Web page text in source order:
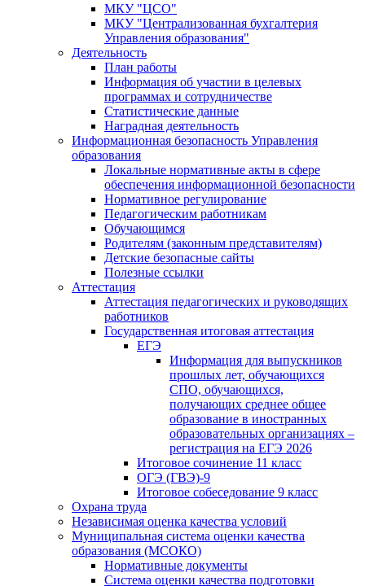
МКУ "ЦСО"
МКУ "Централизованная бухгалтерия
Управления образования"
Деятельность
План работы
Информация об участии в целевых
программах и сотрудничестве
Статистические данные
Наградная деятельность
Информационная безопасность Управления
образования
Локальные нормативные акты в сфере
обеспечения информационной безопасности
Нормативное регулирование
Педагогическим работникам
Обучающимся
Родителям (законным представителям)
Детские безопасные сайты
Полезные ссылки
Аттестация
Аттестация педагогических и руководящих
работников
Государственная итоговая аттестация
ЕГЭ
Информация для выпускников
прошлых лет, обучающихся
СПО, обучающихся,
получающих среднее общее
образование в иностранных
образовательных организациях –
регистрация на ЕГЭ 2026
Итоговое сочинение 11 класс
ОГЭ (ГВЭ)-9
Итоговое собеседование 9 класс
Охрана труда
Независимая оценка качества условий
Муниципальная система оценки качества
образования (МСОКО)
Нормативные документы
Система оценки качества подготовки